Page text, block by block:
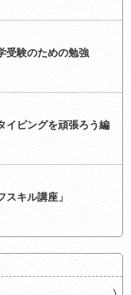
受験のための勉強
イピングを頑張ろう編
キル講座」